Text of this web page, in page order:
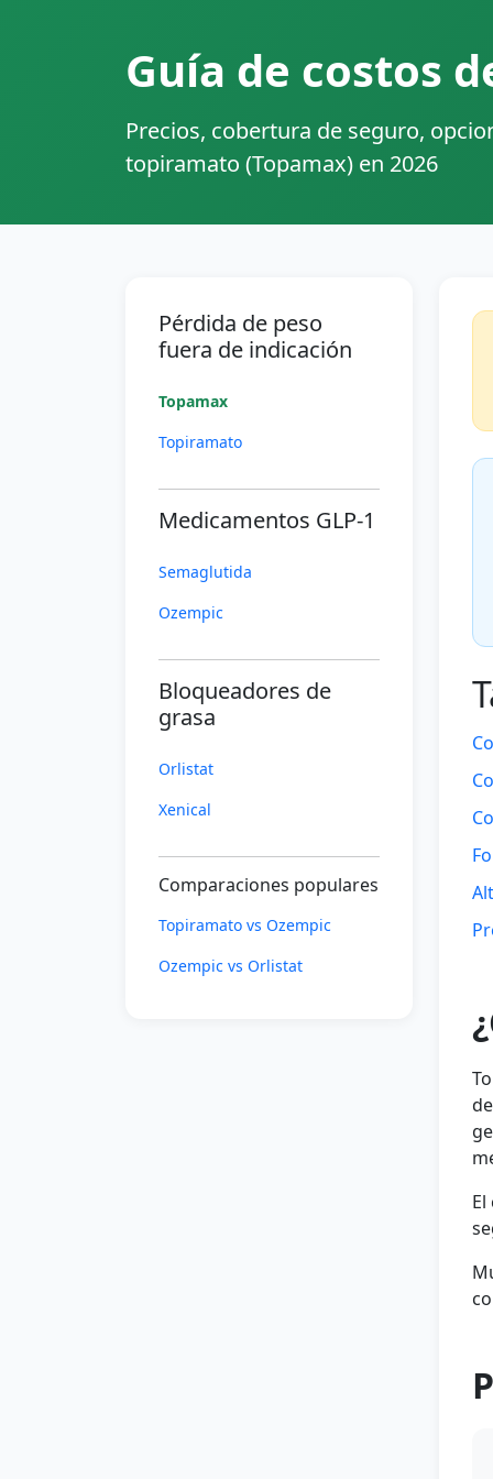
Guía de costos
Precios, cobertura de seguro,
topiramato (Topamax) en 2026
Pérdida de peso
fuera de indicación
Topamax
Topiramato
Medicamentos GLP-1
Semaglutida
Ozempic
Bloqueadores de
grasa
Orlistat
Xenical
Comparaciones populares
Topiramato vs Ozempic
Ozempic vs Orlistat